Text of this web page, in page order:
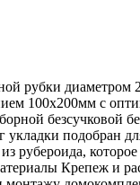
рубки
100х200мм с
безсучковой
подобран
рубероида,
Крепеж и